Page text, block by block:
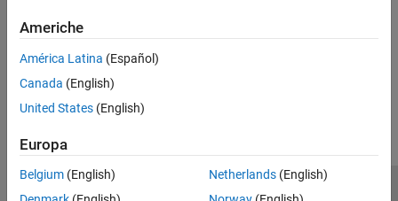
Americhe
América Latina (Español)
Canada (English)
United States (English)
Europa
Belgium (English)
Netherlands(English)
Centro di fiducia
Informativa sulla privacy